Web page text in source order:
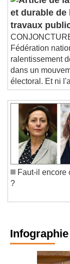
et durable de
travaux
Fédération
ralentissement
dans un
électoral. Et ni
Infographie